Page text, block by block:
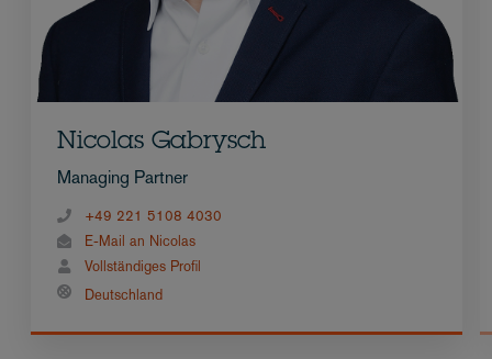
Nicolas Gabrysch
Managing Partner
+49 221 5108 4030
E-Mail an Nicolas
Vollständiges Profil
Deutschland